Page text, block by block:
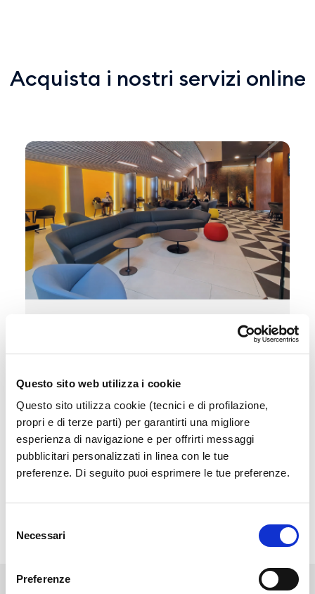
Questo sito web utilizza i cookie
Questo sito utilizza cookie (tecnici e di profilazione,
propri e di terze parti) per garantirti una migliore
esperienza di navigazione e per offrirti messaggi
pubblicitari personalizzati in linea con le tue
preferenze. Di seguito puoi esprimere le tue preferenze.
delNecessari
Preferenze
Acquista i nostri servizi online
Scopri di più